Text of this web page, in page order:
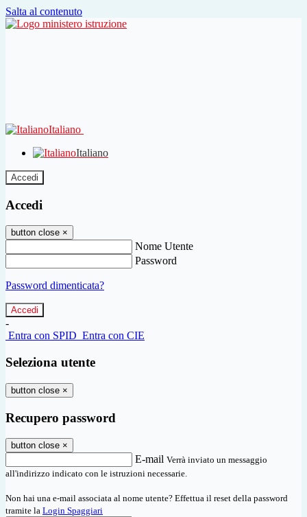
Salta al contenuto
Italiano
Italiano
Accedi
Accedi
button close ×
Nome Utente
Password
Password dimenticata?
-
Entra con SPID Entra con CIE
Seleziona utente
button close ×
Recupero password
button close ×
E-mail Verrà inviato un messaggio
all'indirizzo indicato con le istruzioni necessarie.
Non hai una e-mail associata al nome utente? Effettua il reset della password
tramite la Login Spaggiari